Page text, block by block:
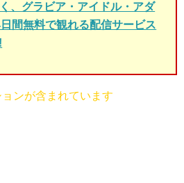
、グラビア・アイドル・アダ
間無料で観れる配信サービス
ンが含まれています